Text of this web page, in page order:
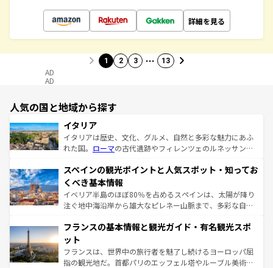
詳細を見る
1 2 3 … 13
AD
AD
人気の国と地域から探す
イタリア
イタリアは歴史、文化、グルメ、自然と多彩な魅力にあふ
れた国。 ローマの古代遺跡やフィレンツェのルネッサンス
ろん、トスカーナの美しい田園風景やアマルフィ海岸の絶
景など、自然景観も見逃せない。観光の合間には、本場の
ピザやパスタなど、絶品のイタリア料理を堪能することも
できる。朝目覚めてから夜眠るまで、すべての瞬間を楽し
なお、新着のイタリア情報はコンテンツ一覧を参照してほ
しい。
スペインの観光ポイントと人気スポット・知ってお
くべき基本情報
イベリア半島のほぼ80％を占めるスペインは、太陽が降り
注ぐ地中海沿岸から雄大なピレネー山脈まで、多彩な自然
文化が根付くこの国では、情熱的なフラメンコ、熱気あふ
れる闘牛、そして美味しいタパスが生活の一部となってい
る。首都マドリードの洗練された雰囲気や、バルセロナの
アートに溢れた街角から、地方では古代ローマ遺跡や中世
フランスの基本情報と観光ガイド・有名観光スポ
ット
フランスは、世界中の旅行者を魅了し続けるヨーロッパ屈
指の観光地だ。首都パリのエッフェル塔やルーブル美術館